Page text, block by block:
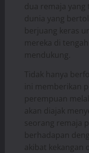
dua remaja
dunia yang
berjuang keras
mereka di
mendukung.
Tidak hanya
ini memberikan
perempuan
akan diajak
seorang remaja
berhadapan
akibat kekangan